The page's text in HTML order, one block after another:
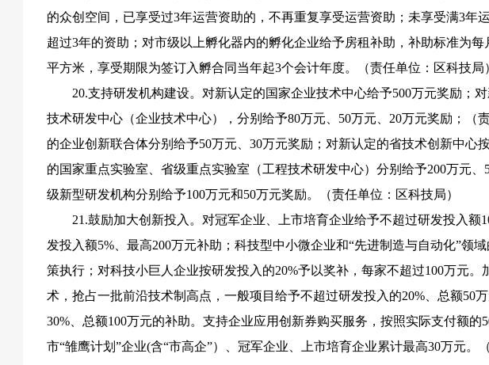
的众创空间，已享受过3年运营资助的，不再重复享受运营资助；未享受满3年
超过3年的资助；对市级以上孵化器内的孵化企业给予房租补助，补助标准为
平方米，享受期限为签订入孵合同当年起3个会计年度。（责任单位：区科技局
20.支持研发机构建设。对新认定的国家企业技术中心给予500万元奖励；
技术研发中心（企业技术中心），分别给予80万元、50万元、20万元奖励；（
的企业创新联合体分别给予50万元、30万元奖励；对新认定的省技术创新中心
的国家重点实验室、省级重点实验室（工程技术研发中心）分别给予200万元
级新型研发机构分别给予100万元和50万元奖励。（责任单位：区科技局）
21.鼓励加大创新投入。对冠军企业、上市培育企业给予不超过研发投入额
发投入额5%、最高200万元补助；科技型中小微企业和“先进制造与自动化”领
策执行；对科技小巨人企业按研发投入的20%予以奖补，每家不超过100万元
术，抢占一批前沿技术制高点，一般项目给予不超过研发投入的20%、总额50
30%、总额100万元的补助。支持企业应用创新券购买服务，按照实际支付额的
市“雏鹰计划”企业(含“市高企”）、冠军企业、上市培育企业累计最高30万元。